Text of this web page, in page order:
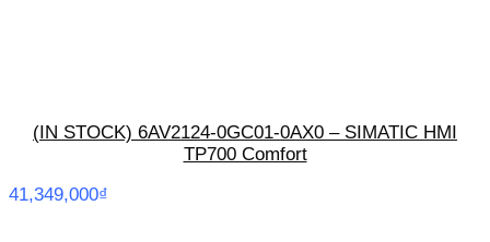
(IN STOCK) 6AV2124-0GC01-0AX0 – SIMATIC HMI
TP700 Comfort
41,349,000₫